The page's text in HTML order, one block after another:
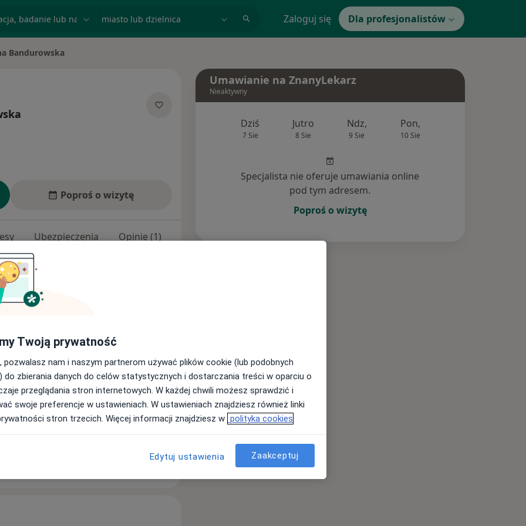
Zaloguj się Dla profesjonalistów
Bandurowska
Poproś o wizytę
Ubezpieczenia Opinie (1)
absolwentką Krakowskiej Wyższej
w Centrum Dietetycznym w
moich pacjentów.
każdy pacjent jest wyjątkowy i każdy
się być elastyczna w swoim
się z chorobami tarczycy, miażdżycą,
zaburzeniami
chorobami skórnymi.
odżywiania
a11y_sr_more_diseases
Umawianie na ZnanyLekarz
Nieaktywny
Dziś
7 Sie
Jutro
8 Sie
Ndz,
9 Sie
Pon,
10 Sie
Specjalista nie oferuje umawiania online
pod tym adresem.
Poproś o wizytę
Twoją prywatność
pozwalasz nam i naszym partnerom używać plików cookie (lub podobnych
do zbierania danych do celów statystycznych i dostarczania treści w oparciu o
przeglądania stron internetowych. W każdej chwili możesz sprawdzić i
swoje preferencje w ustawieniach. W ustawieniach znajdziesz również linki
stron trzecich. Więcej informacji znajdziesz w polityka cookies
Edytuj ustawienia Zaakceptuj